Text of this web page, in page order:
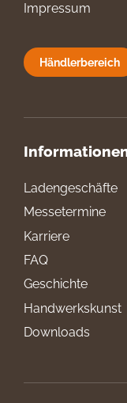
Impressum
Händlerbereich
Ladengeschäfte
Messetermine
Karriere
FAQ
Geschichte
Handwerkskunst
Downloads